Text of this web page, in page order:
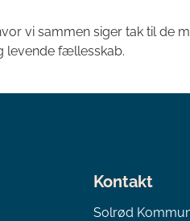
vi sammen siger tak til de
levende fællesskab.
Kontakt
Solrød